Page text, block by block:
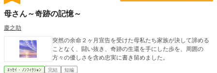
母さん～奇跡の記憶～
慶之助
突然の余命２ヶ月宣告を受けた母私たち家族が決して諦める
ことなく、闘い抜き、奇跡の生還を手にした歩を、周囲の
方々の優しさを含め忠実に書き留めました。
ｴｯｾｲ・ﾉﾝﾌｨｸｼｮﾝ 完結 短編